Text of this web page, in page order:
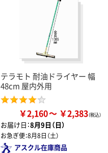
テラモト 耐油ドライヤー 幅
48cm 屋内外用
￥2,160 ￥2,383
お届け日：8月9日（日）
お急ぎ便：8月8日（土）
アスクル在庫商品